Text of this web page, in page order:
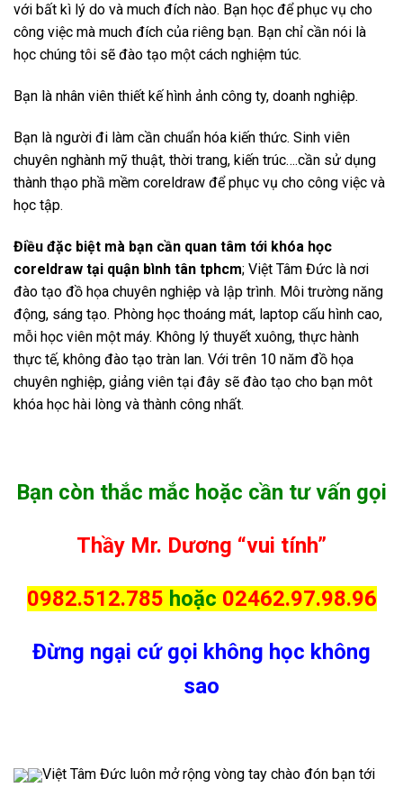
với bất kì lý do và much đích nào. Bạn học để phục vụ cho
công việc mà much đích của riêng bạn. Bạn chỉ cần nói là
học chúng tôi sẽ đào tạo một cách nghiệm túc.
Bạn là nhân viên thiết kế hình ảnh công ty, doanh nghiệp.
Bạn là người đi làm cần chuẩn hóa kiến thức. Sinh viên
chuyên nghành mỹ thuật, thời trang, kiến trúc….cần sử dụng
thành thạo phầ mềm coreldraw để phục vụ cho công việc và
học tập.
Điều đặc biệt mà bạn cần quan tâm tới khóa học
coreldraw tại quận bình tân tphcm; Việt Tâm Đức là nơi
đào tạo đồ họa chuyên nghiệp và lập trình. Môi trường năng
động, sáng tạo. Phòng học thoáng mát, laptop cấu hình cao,
mỗi học viên một máy. Không lý thuyết xuông, thực hành
thực tế, không đào tạo tràn lan. Với trên 10 năm đồ họa
chuyên nghiệp, giảng viên tại đây sẽ đào tạo cho bạn môt
khóa học hài lòng và thành công nhất.
Bạn còn thắc mắc hoặc cần tư vấn gọi
Thầy Mr. Dương “vui tính”
0982.512.785 hoặc 02462.97.98.96
Đừng ngại cứ gọi không học không
sao
Việt Tâm Đức luôn mở rộng vòng tay chào đón bạn tới